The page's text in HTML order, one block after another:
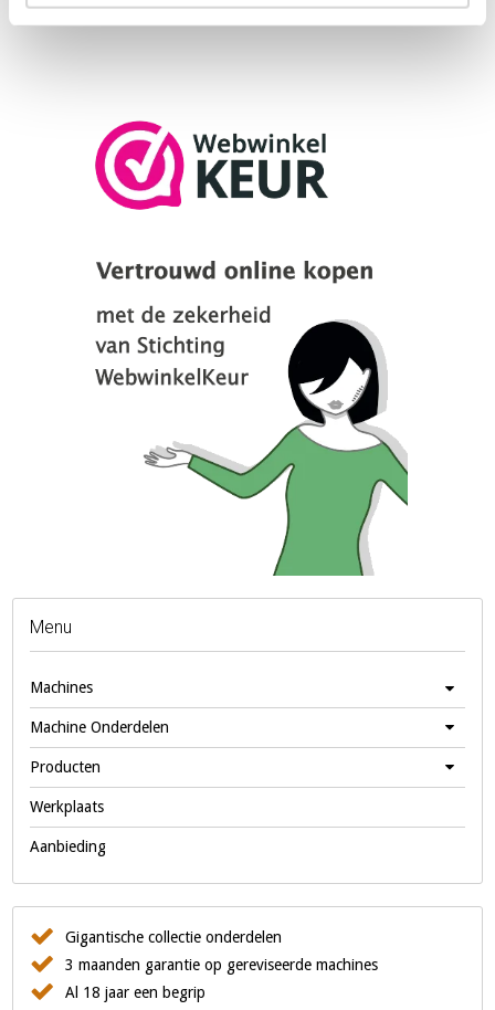
Menu
Machines
Machine Onderdelen
Producten
Werkplaats
Aanbieding
Gigantische collectie onderdelen
3 maanden garantie op gereviseerde machines
Al 18 jaar een begrip